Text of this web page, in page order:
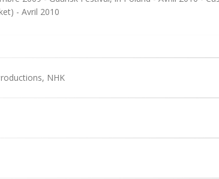
- Avril 2010
NHK